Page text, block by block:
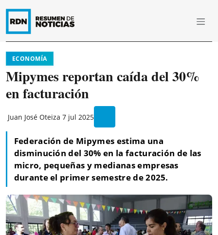
ECONOMÍA
Mipymes reportan caída del 30%
en facturación
Juan José Oteiza 7 jul 2025
Federación de Mipymes estima una
disminución del 30% en la facturación de las
micro, pequeñas y medianas empresas
durante el primer semestre de 2025.